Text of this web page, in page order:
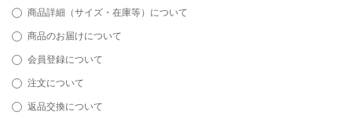
商品詳細（サイズ・在庫等）について
商品のお届けについて
会員登録について
注文について
返品交換について